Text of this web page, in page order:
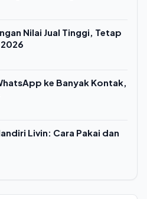
Nilai Jual Tinggi, Tetap
ke Banyak Kontak,
Livin: Cara Pakai dan